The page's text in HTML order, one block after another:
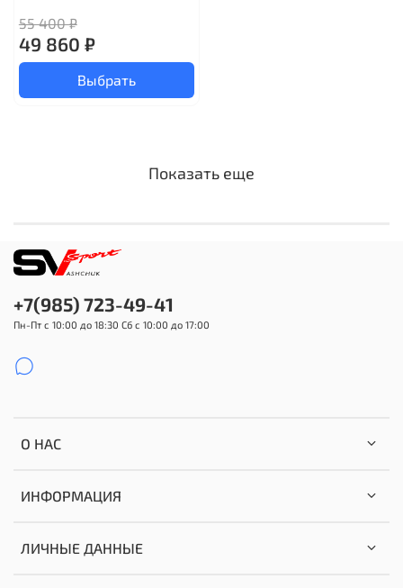
55 400 ₽
49 860 ₽
Выбрать
Показать еще
О НАС
ИНФОРМАЦИЯ
ЛИЧНЫЕ ДАННЫЕ
+7(985) 723-49-41
Пн-Пт с 10:00 до 18:30 Сб с 10:00 до 17:00